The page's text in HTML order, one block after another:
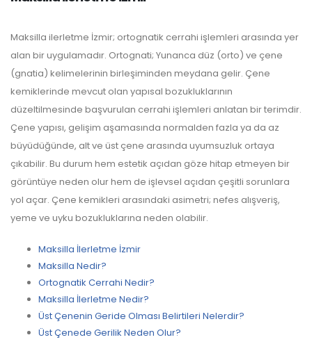
Maksilla ilerletme İzmir; ortognatik cerrahi işlemleri arasında yer
alan bir uygulamadır. Ortognati; Yunanca düz (orto) ve çene
(gnatia) kelimelerinin birleşiminden meydana gelir. Çene
kemiklerinde mevcut olan yapısal bozukluklarının
düzeltilmesinde başvurulan cerrahi işlemleri anlatan bir terimdir.
Çene yapısı, gelişim aşamasında normalden fazla ya da az
büyüdüğünde, alt ve üst çene arasında uyumsuzluk ortaya
çıkabilir. Bu durum hem estetik açıdan göze hitap etmeyen bir
görüntüye neden olur hem de işlevsel açıdan çeşitli sorunlara
yol açar. Çene kemikleri arasındaki asimetri; nefes alışveriş,
yeme ve uyku bozukluklarına neden olabilir.
Maksilla İlerletme İzmir
Maksilla Nedir?
Ortognatik Cerrahi Nedir?
Maksilla İlerletme Nedir?
Üst Çenenin Geride Olması Belirtileri Nelerdir?
Üst Çenede Gerilik Neden Olur?